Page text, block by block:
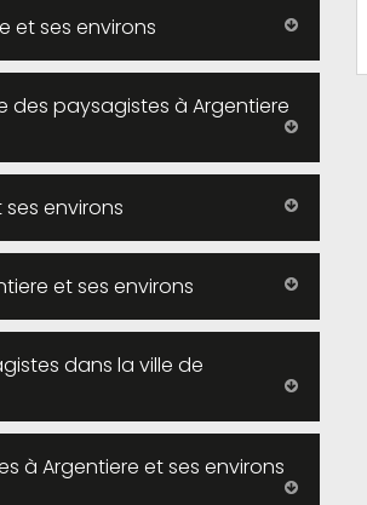
et ses environs
paysagistes à Argentiere
environs
et ses environs
dans la ville de
à Argentiere et ses environs